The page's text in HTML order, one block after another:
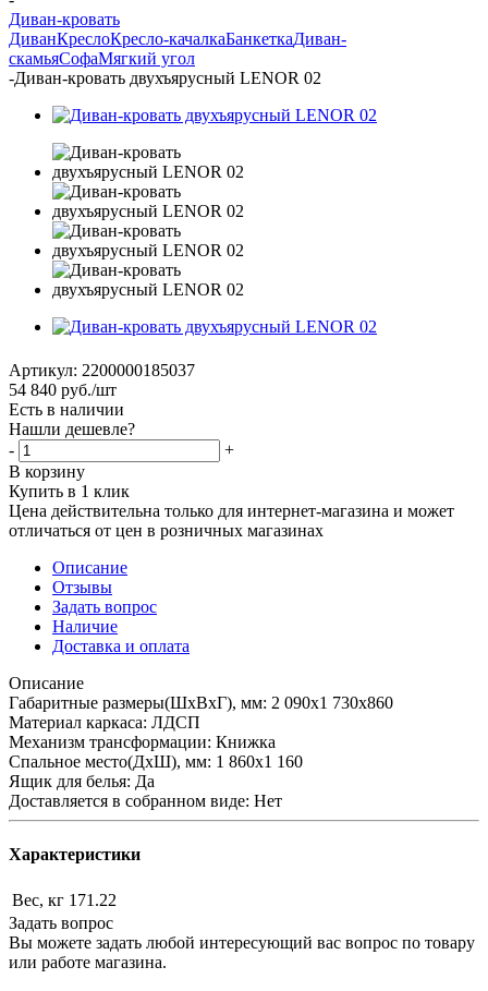
Диван-кровать
ДиванКреслоКресло-качалкаБанкеткаДиван-
скамьяСофаМягкий угол
-Диван-кровать двухъярусный LENOR 02
Артикул: 2200000185037
54 840 руб./шт
Есть в наличии
Нашли дешевле?
-
+
В корзину
Купить в 1 клик
Цена действительна только для интернет-магазина и может
отличаться от цен в розничных магазинах
Описание
Отзывы
Задать вопрос
Наличие
Доставка и оплата
Описание
Габаритные размеры(ШхВхГ), мм: 2 090х1 730х860
Материал каркаса: ЛДСП
Механизм трансформации: Книжка
Спальное место(ДхШ), мм: 1 860х1 160
Ящик для белья: Да
Доставляется в собранном виде: Нет
Характеристики
Вес, кг 171.22
Задать вопрос
Вы можете задать любой интересующий вас вопрос по товару
или работе магазина.